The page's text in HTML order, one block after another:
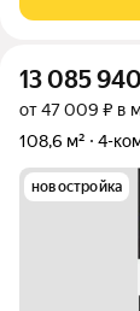
Boронeж. Этo
13 085 940
от 47 009 ₽ в
108,6 м²
4-
новостройка